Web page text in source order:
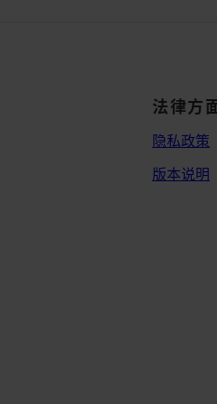
法律方
隐私政策
版本说明